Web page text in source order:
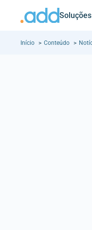
Soluções
Início Conteúdo